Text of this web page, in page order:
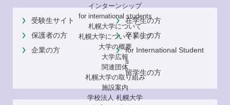
インターンシップ
for international students
札幌大学について
札幌大学についてトップ
大学の概要
大学広報
関連団体
札幌大学の取り組み
施設案内
学校法人 札幌大学
受験生サイト
在学生の方
保護者の方
卒業生の方
企業の方
for International Student
s
留学生の方